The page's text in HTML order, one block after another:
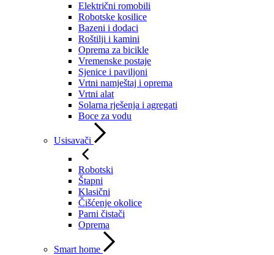
Električni romobili
Robotske kosilice
Bazeni i dodaci
Roštilji i kamini
Oprema za bicikle
Vremenske postaje
Sjenice i paviljoni
Vrtni namještaj i oprema
Vrtni alat
Solarna rješenja i agregati
Boce za vodu
Usisavači
Robotski
Štapni
Klasični
Čišćenje okolice
Parni čistači
Oprema
Smart home